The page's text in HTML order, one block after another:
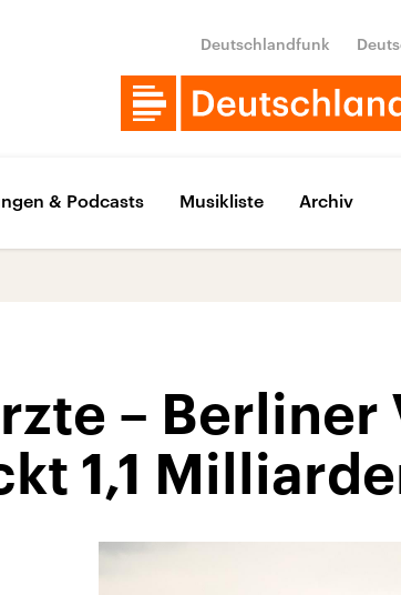
Deutschlandfunk
& Podcasts Musikliste Archiv
–
1,1